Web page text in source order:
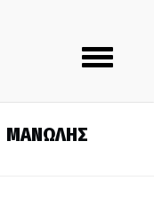
Toggle
navigation
ΜΑΝΩΛΗΣ